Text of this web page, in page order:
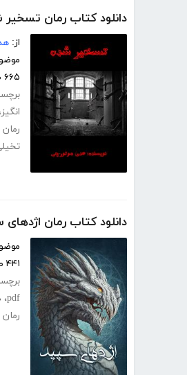
دانلود کتاب رمان
از:
۶۶۵ صفحه
انگیز،
دانلود کتاب رمان
۴۴۱ صفحه
pdf،